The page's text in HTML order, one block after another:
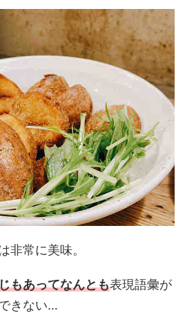
非常に美味。
もあってなんとも表現語彙が
きない…